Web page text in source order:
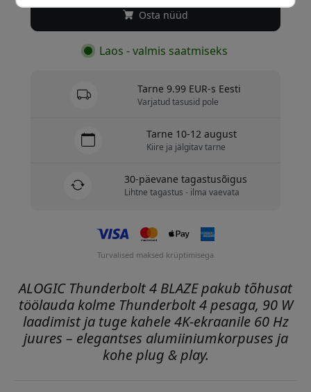
Osta nüüd
Laos - valmis saatmiseks
Tarne 9.99 EUR-s Eesti
Varjatud tasusid pole
Tarne 10-12 august
Kiire ja jälgitav tarne
30-päevane tagastusõigus
Lihtne tagastus - ilma vaevata
Turvalised maksed krüptimisega
ALOGIC Thunderbolt 4 BLAZE pakub tõhusat
töölauda kolme Thunderbolt 4 pesaga, 90 W
laadimist ja tuge kahele 4K-ekraanile 60 Hz
juures – elegantses alumiiniumkorpuses ja
kohe plug & play.